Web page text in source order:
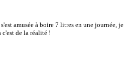
amusée à boire 7 litres en une journée, je
de la réalité !